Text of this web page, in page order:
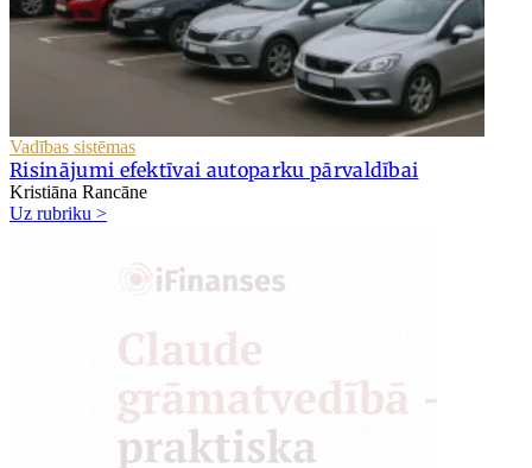
Vadības sistēmas
Risinājumi efektīvai autoparku pārvaldībai
Kristiāna Rancāne
Uz rubriku >